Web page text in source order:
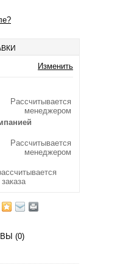
Изменить
Рассчитывается
менеджером
Рассчитывается
менеджером
(0)